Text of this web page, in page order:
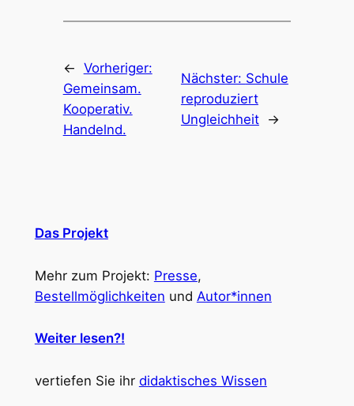
← Vorheriger:
Gemeinsam.
Kooperativ.
Handelnd.
Nächster: Schule
reproduziert
Ungleichheit
→
Das Projekt
Mehr zum Projekt: Presse,
Bestellmöglichkeiten und Autor*innen
Weiter lesen?!
vertiefen Sie ihr didaktisches Wissen